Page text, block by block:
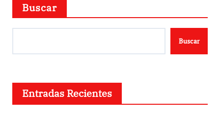
Buscar
Buscar
Entradas Recientes